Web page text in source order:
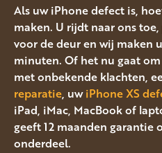
Als uw iPhone defect is,
maken. U rijdt naar ons
voor de deur en wij maken
minuten. Of het nu gaat
met onbekende klachten,
reparatie, uwiPhone XS
iPad, iMac, MacBook of
geeft 12 maanden garantie
onderdeel.